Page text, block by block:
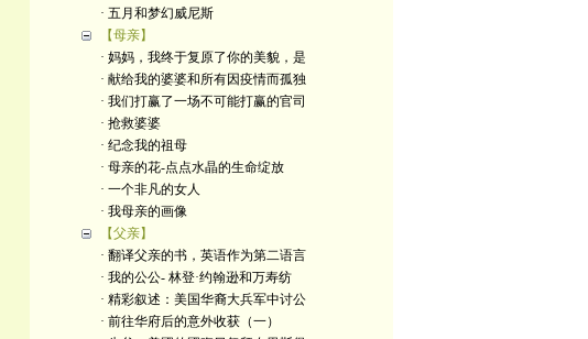
· 五月和梦幻威尼斯
【母亲】
· 妈妈，我终于复原了你的美貌，是
· 献给我的婆婆和所有因疫情而孤独
· 我们打赢了一场不可能打赢的官司
· 抢救婆婆
· 纪念我的祖母
· 母亲的花-点点水晶的生命绽放
· 一个非凡的女人
· 我母亲的画像
【父亲】
· 翻译父亲的书，英语作为第二语言
· 我的公公- 林登·约翰逊和万寿纺
· 精彩叙述：美国华裔大兵军中讨公
· 前往华府后的意外收获（一）